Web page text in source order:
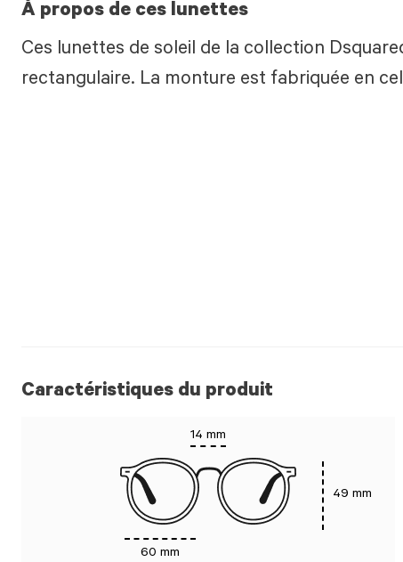
À propos de ces lunettes
Ces lunettes de soleil de la collection
rectangulaire. La monture est fabriquée en
Caractéristiques du produit
14 mm
60 mm
49 mm